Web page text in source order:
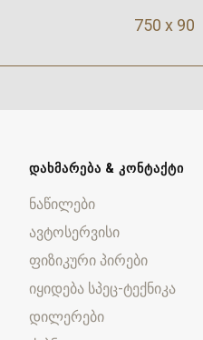
750 x 90
ᲓᲐᲮᲛᲐᲠᲔᲑᲐ & ᲙᲝᲜᲢᲐᲥᲢᲘ
ნაწილები
ავტოსერვისი
ფიზიკური პირები
იყიდება სპეც-ტექნიკა
დილერები